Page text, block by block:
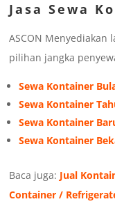
Jasa Sewa
ASCON Menyediakan
pilihan jangka
Sewa Kontainer
Sewa Kontainer
Sewa Kontainer
Sewa Kontainer
Baca juga: Jual
Container /